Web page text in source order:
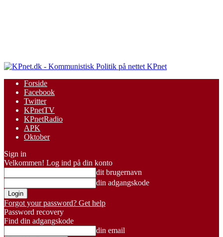
KPnet
Forside
Facebook
Twitter
KPnetTV
KPnetRadio
APK
Oktober
Sign in
Velkommen! Log ind på din konto
dit brugernavn
din adgangskode
Forgot your password? Get help
Password recovery
Find din adgangskode
din email